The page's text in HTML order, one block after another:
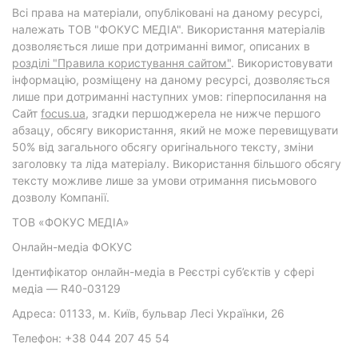
Всі права на матеріали, опубліковані на даному ресурсі,
належать ТОВ "ФОКУС МЕДІА". Використання матеріалів
дозволяється лише при дотриманні вимог, описаних в
розділі "Правила користування сайтом". Використовувати
інформацію, розміщену на даному ресурсі, дозволяється
лише при дотриманні наступних умов: гіперпосилання на
Cайт focus.ua, згадки першоджерела не нижче першого
абзацу, обсягу використання, який не може перевищувати
50% від загального обсягу оригінального тексту, зміни
заголовку та ліда матеріалу. Використання більшого обсягу
тексту можливе лише за умови отримання письмового
дозволу Компанії.
ТОВ «ФОКУС МЕДІА»
Онлайн-медіа ФОКУС
Ідентифікатор онлайн-медіа в Реєстрі суб’єктів у сфері
медіа — R40-03129
Адреса: 01133, м. Київ, бульвар Лесі Українки, 26
Телефон: +38 044 207 45 54